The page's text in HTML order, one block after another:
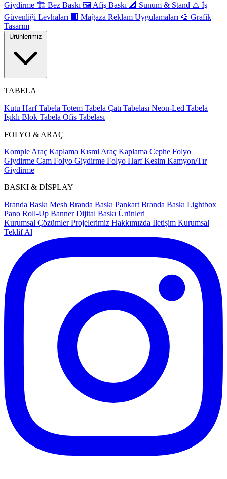
Giydirme 🏗️ Bez Baskı 🖼️ Afiş Baskı 📐 Sunum & Stand ⚠️ İş
Güvenliği Levhaları 🏢 Mağaza Reklam Uygulamaları 🎨 Grafik
Tasarım
TABELA
Kutu Harf Tabela Totem Tabela Çatı Tabelası Neon-Led Tabela
Işıklı Blok Tabela Ofis Tabelası
FOLYO & ARAÇ
Komple Araç Kaplama Kısmi Araç Kaplama Cephe Folyo
Giydirme Cam Folyo Giydirme Folyo Harf Kesim Kamyon/Tır
Giydirme
BASKI & DİSPLAY
Branda Baskı Mesh Branda Baskı Pankart Branda Baskı Lightbox
Pano Roll-Up BannerDijital Baskı Ürünleri
Kurumsal ÇözümlerProjelerimiz Hakkımızda İletişim Kurumsal
Teklif Al